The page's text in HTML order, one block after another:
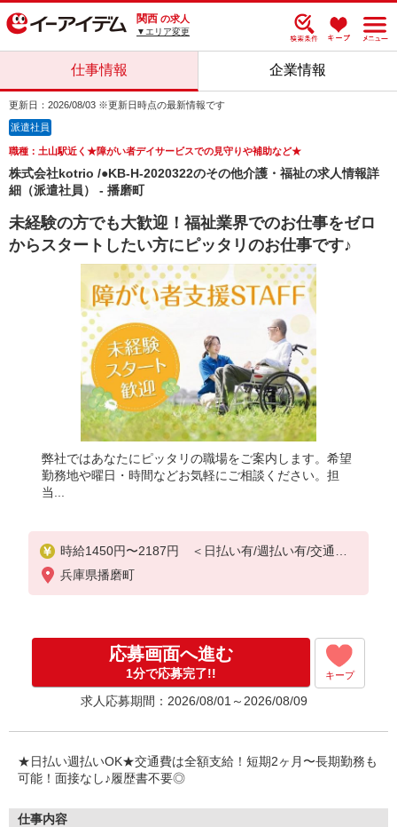
関西 の求人
▼エリア変更
仕事情報 企業情報
更新日：2026/08/03 ※更新日時点の最新情報です
派遣社員
職種：土山駅近く★障がい者デイサービスでの見守りや補助など★
株式会社kotrio /●KB-H-2020322のその他介護・福祉の求人情報詳
細（派遣社員） - 播磨町
未経験の方でも大歓迎！福祉業界でのお仕事をゼロ
からスタートしたい方にピッタリのお仕事です♪
弊社ではあなたにピッタリの職場をご案内します。希望
勤務地や曜日・時間などお気軽にご相談ください。担
当...
時給1450円〜2187円 ＜日払い有/週払い有/交通費
全支給(ガソリン代含む)＞
兵庫県播磨町
応募画面へ進む
1分で応募完了!! キープ
求人応募期間：2026/08/01～2026/08/09
★日払い週払いOK★交通費は全額支給！短期2ヶ月〜長期勤務も
可能！面接なし♪履歴書不要◎
仕事内容